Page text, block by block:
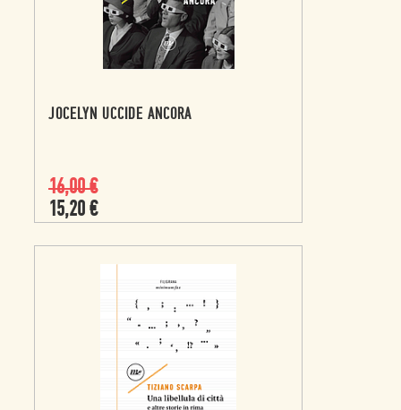
JOCELYN UCCIDE ANCORA
16,00€
15,20 €